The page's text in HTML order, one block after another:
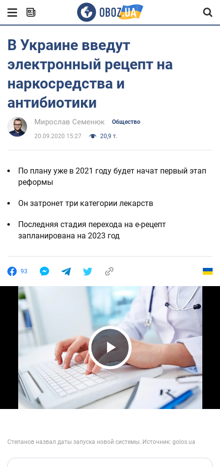
В Украине введут
электронный рецепт на
наркосредства и
антибиотики
Мирослав Семенюк Общество
20.09.2020 15:27 20,9 т.
По плану уже в 2021 году будет начат первый этап
реформы
Он затронет три категории лекарств
Последняя стадия перехода на е-рецепт
запланирована на 2023 год
93
Play Video